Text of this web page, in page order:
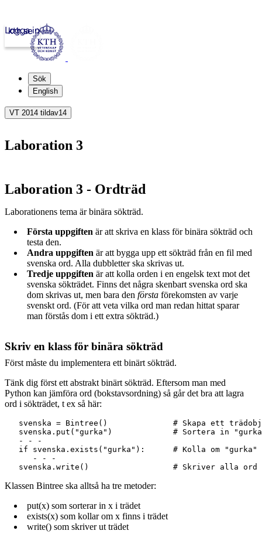
kth.se
Logga in
Sök
English
VT 2014 tildav14
Laboration 3
Laboration 3 - Ordträd
Laborationens tema är binära sökträd.
Första uppgiften är att skriva en klass för binära sökträd och
testa den.
Andra uppgiften är att bygga upp ett sökträd från en fil med
svenska ord. Alla dubbletter ska skrivas ut.
Tredje uppgiften är att kolla orden i en engelsk text mot det
svenska sökträdet. Finns det några skenbart svenska ord ska
dom skrivas ut, men bara den första förekomsten av varje
svenskt ord. (För att veta vilka ord man redan hittat sparar
man förstås dom i ett extra sökträd.)
Skriv en klass för binära sökträd
Först måste du implementera ett binärt sökträd.
Tänk dig först ett abstrakt binärt sökträd. Eftersom man med
Python kan jämföra ord (bokstavsordning) så går det bra att lagra
ord i sökträdet, t ex så här:
svenska = Bintree()              # Skapa ett
   svenska.put("gurka")		    # Sortera in "gurka" i trädet
   - - -
if svenska.exists("gurka"):      # Kolla om "gurka"
      - - -
Klassen Bintree ska alltså ha tre metoder:
put(x) som sorterar in x i trädet
exists(x) som kollar om x finns i trädet
write() som skriver ut trädet